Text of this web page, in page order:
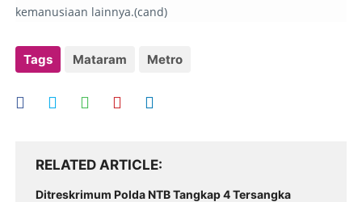
kemanusiaan lainnya.(cand)
Tags Mataram Metro
RELATED ARTICLE
Ditreskrimum Polda NTB Tangkap 4 Tersangka